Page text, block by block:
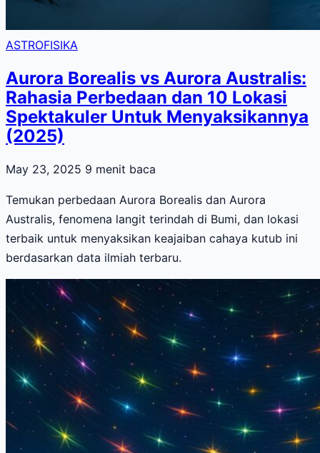
ASTROFISIKA
Aurora Borealis vs Aurora Australis:
Rahasia Perbedaan dan 10 Lokasi
Spektakuler Untuk Menyaksikannya
(2025)
May 23, 2025 9 menit baca
Temukan perbedaan Aurora Borealis dan Aurora
Australis, fenomena langit terindah di Bumi, dan lokasi
terbaik untuk menyaksikan keajaiban cahaya kutub ini
berdasarkan data ilmiah terbaru.